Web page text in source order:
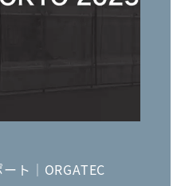
ト｜ORGATEC